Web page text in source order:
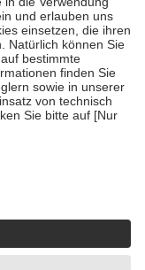
eigene Gesundheit zu
zu unterstützen,
18. Lebensjahr
die von der
für die
echte Bewertungen